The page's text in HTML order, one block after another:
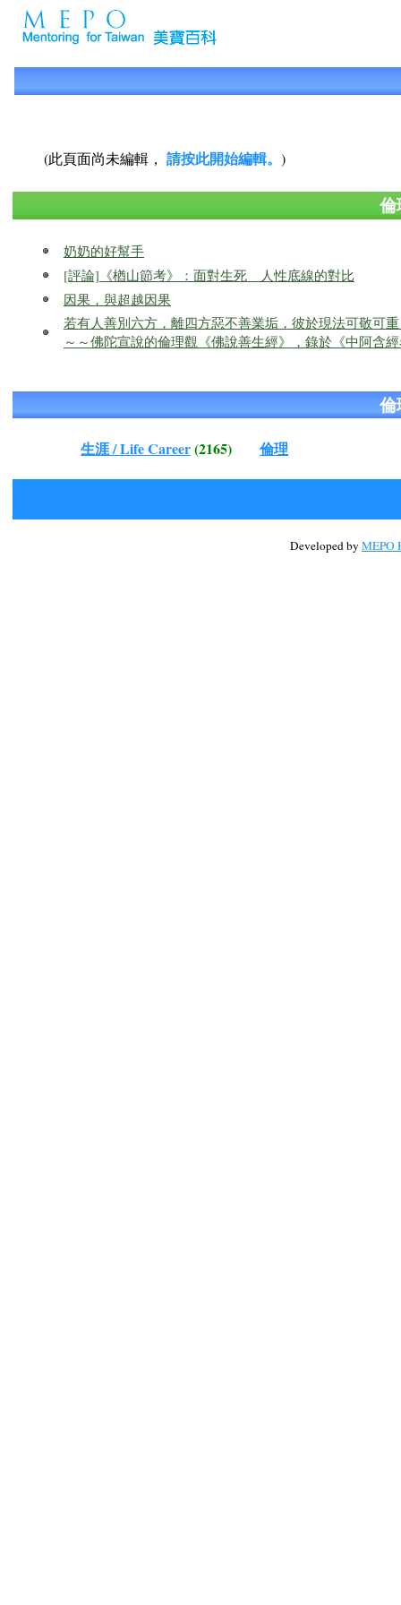
(此頁面尚未編輯， 請按此開始編輯。 )
倫
奶奶的好幫手
[評論]《楢山節考》：面對生死 人性底線的對比
因果，與超越因果
若有人善別六方，離四方惡不善業垢，彼於現法可敬可
～～佛陀宣說的倫理觀《佛說善生經》，錄於《中阿含
倫
生涯 / Life Career(2165) 倫理
Developed by MEPO